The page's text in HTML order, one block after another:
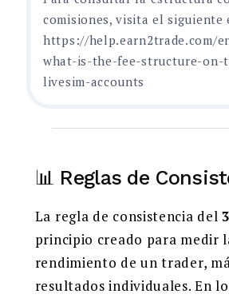
comisiones, visita el siguiente
https://help.earn2trade.com/
what-is-the-fee-structure-on-
livesim-accounts
📊 Reglas de
La regla de consistencia del
principio creado para medir
rendimiento de un trader,
resultados individuales. En